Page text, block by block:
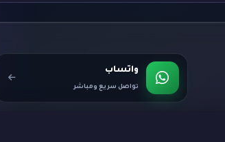
واتساب
تواصل سريع ومباشر